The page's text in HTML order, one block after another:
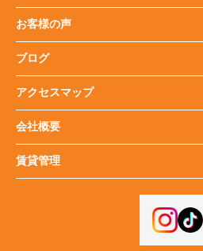
お客様の声
ブログ
アクセスマップ
会社概要
賃貸管理